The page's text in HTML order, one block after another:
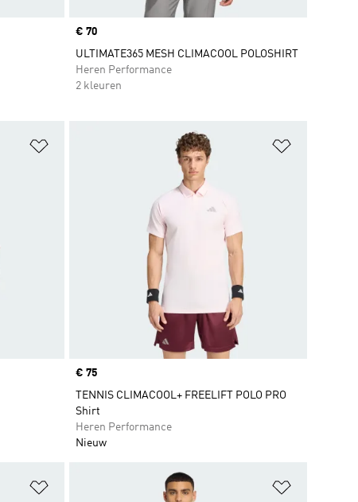
Price
€ 70
ULTIMATE365 MESH CLIMACOOL POLOSHIRT
Heren Performance
2 kleuren
Price
€ 75
TENNIS CLIMACOOL+ FREELIFT POLO PRO
Shirt
Heren Performance
Nieuw
Op verlanglijst zetten